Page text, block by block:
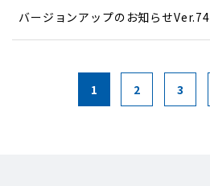
バージョンアップのお知らせVer.74
1 2 3